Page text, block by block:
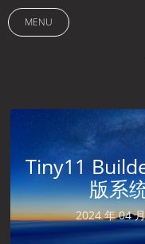
MENU
Tiny11
版系
2024 年 04